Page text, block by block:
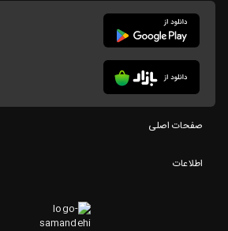
صفحات اصلی
اطلاعات